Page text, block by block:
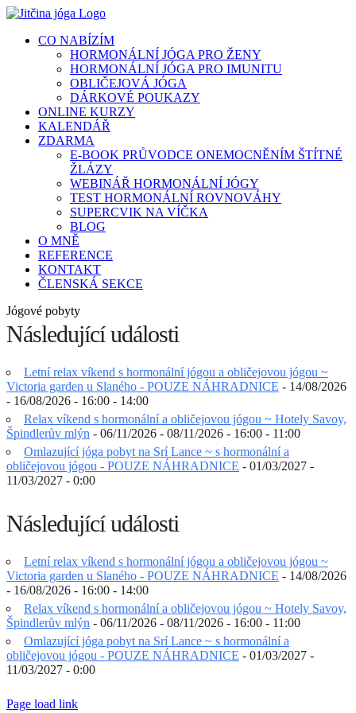
Přeskočit
obsah
CO NABÍZÍM
HORMONÁLNÍ JÓGA PRO ŽENY
HORMONÁLNÍ JÓGA PRO IMUNITU
OBLIČEJOVÁ JÓGA
DÁRKOVÉ POUKAZY
ONLINE KURZY
KALENDÁŘ
ZDARMA
E-BOOK PRŮVODCE ONEMOCNĚNÍM ŠTÍTNÉ
ŽLÁZY
WEBINÁŘ HORMONÁLNÍ JÓGY
TEST HORMONÁLNÍ ROVNOVÁHY
SUPERCVIK NA VÍČKA
BLOG
O MNĚ
REFERENCE
KONTAKT
ČLENSKÁ SEKCE
Jógové pobyty
Následující události
Letní relax víkend s hormonální jógou a obličejovou jógou ~
Victoria garden u Slaného - POUZE NÁHRADNICE - 14/08/2026
- 16/08/2026 - 16:00 - 14:00
Relax víkend s hormonální a obličejovou jógou ~ Hotely Savoy,
Špindlerův mlýn - 06/11/2026 - 08/11/2026 - 16:00 - 11:00
Omlazující jóga pobyt na Srí Lance ~ s hormonální a
obličejovou jógou - POUZE NÁHRADNICE - 01/03/2027 -
11/03/2027 - 0:00
Následující události
Letní relax víkend s hormonální jógou a obličejovou jógou ~
Victoria garden u Slaného - POUZE NÁHRADNICE - 14/08/2026
- 16/08/2026 - 16:00 - 14:00
Relax víkend s hormonální a obličejovou jógou ~ Hotely Savoy,
Špindlerův mlýn - 06/11/2026 - 08/11/2026 - 16:00 - 11:00
Omlazující jóga pobyt na Srí Lance ~ s hormonální a
obličejovou jógou - POUZE NÁHRADNICE - 01/03/2027 -
11/03/2027 - 0:00
Page load link